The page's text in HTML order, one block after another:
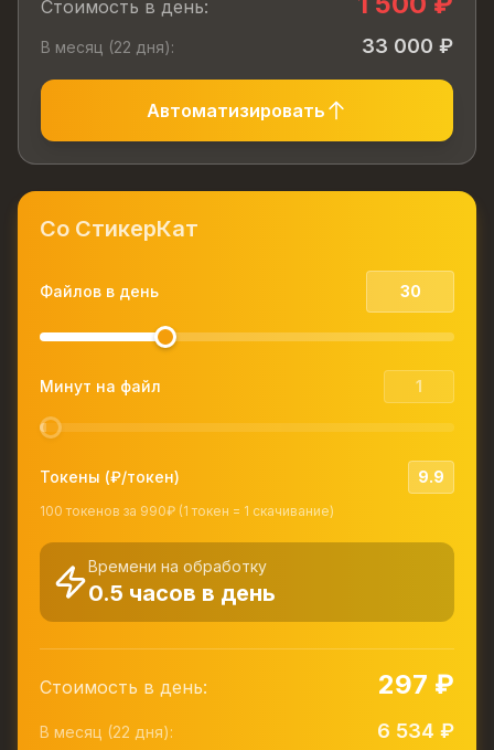
Стоимость в день:
В месяц (22 дня): 33 000 ₽
Автоматизировать
Со СтикерКат
Файлов в день
Минут на файл
Токены (₽/токен) 9.9
100 токенов за 990₽ (1 токен = 1 скачивание)
Времени на обработку
0.5 часов в день
Стоимость в день: 297 ₽
В месяц (22 дня): 6 534 ₽